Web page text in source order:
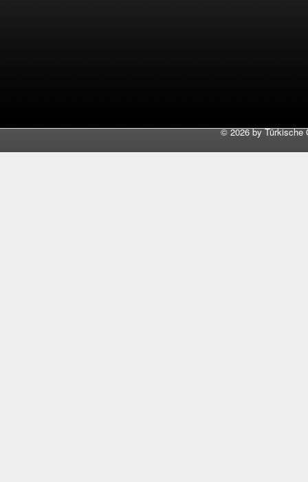
©2026 by Türkische